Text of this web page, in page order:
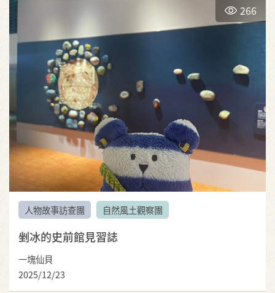
266
人物故事訪查團 自然風土觀察團
剉冰的史前館見習誌
一塊仙貝
2025/12/23